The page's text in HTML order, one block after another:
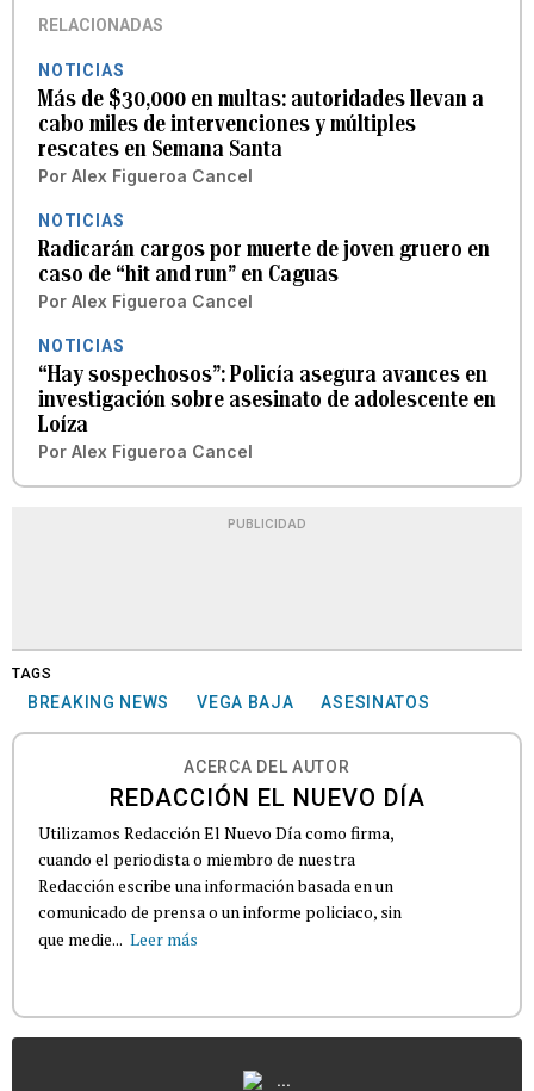
RELACIONADAS
NOTICIAS
Más de $30,000 en multas: autoridades llevan a
cabo miles de intervenciones y múltiples
rescates en Semana Santa
Por Alex Figueroa Cancel
NOTICIAS
Radicarán cargos por muerte de joven gruero en
caso de “hit and run” en Caguas
Por Alex Figueroa Cancel
NOTICIAS
“Hay sospechosos”: Policía asegura avances en
investigación sobre asesinato de adolescente en
Loíza
Por Alex Figueroa Cancel
PUBLICIDAD
TAGS
BREAKING NEWS VEGA BAJA ASESINATOS
ACERCA DEL AUTOR
REDACCIÓN EL NUEVO DÍA
Utilizamos Redacción El Nuevo Día como firma,
cuando el periodista o miembro de nuestra
Redacción escribe una información basada en un
comunicado de prensa o un informe policiaco, sin
que medie... Leer más
...